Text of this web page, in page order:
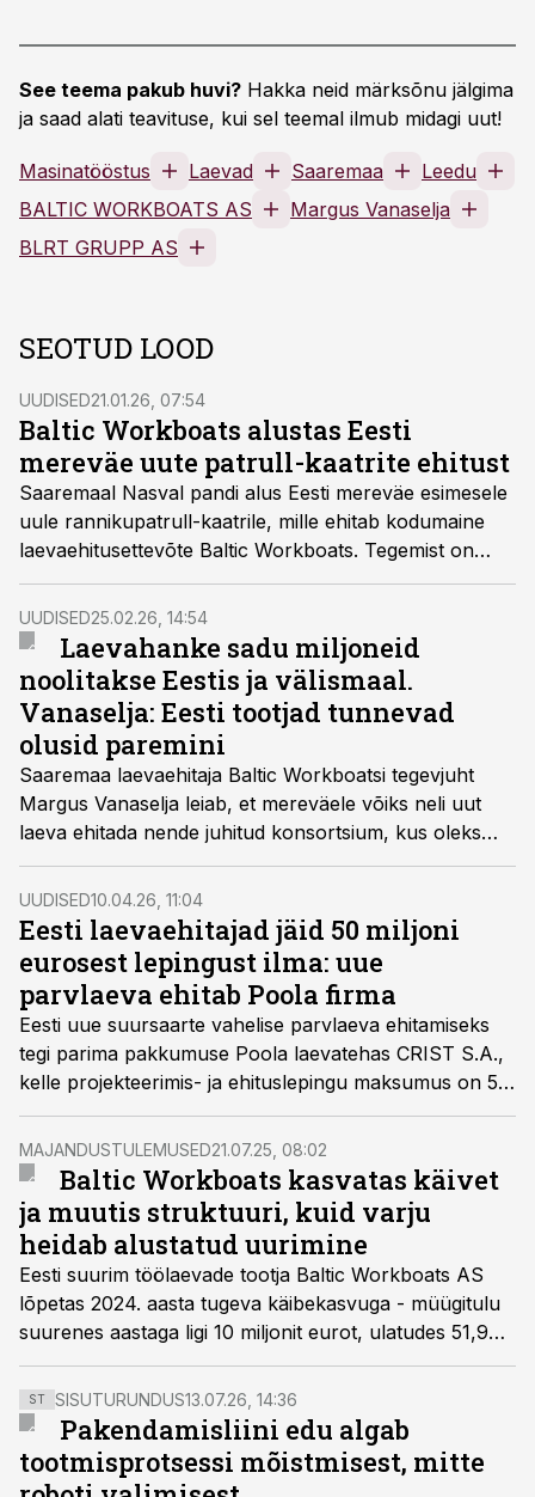
See teema pakub huvi? Hakka neid märksõnu jälgima
ja saad alati teavituse, kui sel teemal ilmub midagi uut!
Masinatööstus Laevad Saaremaa
Leedu
BALTIC WORKBOATS AS
Margus Vanaselja
BLRT GRUPP AS
SEOTUD LOOD
UUDISED21.01.26, 07:54
Baltic Workboats alustas Eesti
mereväe uute patrull-kaatrite ehitust
Saaremaal Nasval pandi alus Eesti mereväe esimesele
uule rannikupatrull-kaatrile, mille ehitab kodumaine
laevaehitusettevõte Baltic Workboats. Tegemist on
esimese kahe Riigi Kaitseinvesteeringute Keskuse
(RKIK) tellimusel valmiva alusega, mis jõuavad
teenistusse 2027. aasta keskel.
UUDISED25.02.26, 14:54
Laevahanke sadu miljoneid
noolitakse Eestis ja välismaal.
Vanaselja: Eesti tootjad tunnevad
olusid paremini
Saaremaa laevaehitaja Baltic Workboatsi tegevjuht
Margus Vanaselja leiab, et mereväele võiks neli uut
laeva ehitada nende juhitud konsortsium, kus oleks
koos BLRT Grupiga kokku kümmekond Eesti ettevõtet.
UUDISED10.04.26, 11:04
Eesti laevaehitajad jäid 50 miljoni
eurosest lepingust ilma: uue
parvlaeva ehitab Poola firma
Eesti uue suursaarte vahelise parvlaeva ehitamiseks
tegi parima pakkumuse Poola laevatehas CRIST S.A.,
kelle projekteerimis- ja ehituslepingu maksumus on 50
miljonit eurot.
MAJANDUSTULEMUSED21.07.25, 08:02
Baltic Workboats kasvatas käivet
ja muutis struktuuri, kuid varju
heidab alustatud uurimine
Eesti suurim töölaevade tootja Baltic Workboats AS
lõpetas 2024. aasta tugeva käibekasvuga - müügitulu
suurenes aastaga ligi 10 miljonit eurot, ulatudes 51,9
miljoni euroni. Aasta jooksul viidi lõpule ettevõtte
jagunemine kolmeks üksuseks, sealhulgas eraldati
militaarprojektide ja kinnisvara haldus eraldi
äriühingutesse.
ST SISUTURUNDUS13.07.26, 14:36
Pakendamisliini edu algab
tootmisprotsessi mõistmisest, mitte